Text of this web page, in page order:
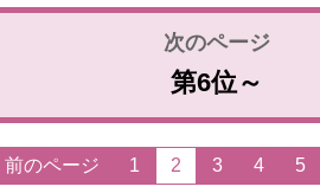
第6位～
前のページ 1 2 3 4 5